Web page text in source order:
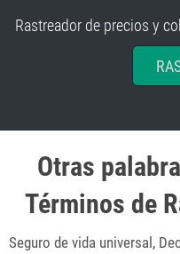
Rastreador de precios y
Otras
Términos de
Seguro de vida universal ,